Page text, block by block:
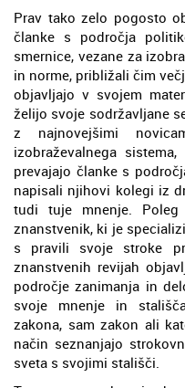
Prav tako zelo pogosto
članke s področja
smernice, vezane za
in norme, približali čim
objavljajo v svojem
želijo svoje sodržavljane
z najnovejšimi
izobraževalnega
prevajajo članke s
napisali njihovi kolegi iz
tudi tuje mnenje. Poleg
znanstvenik, ki je
s pravili svoje stroke
znanstvenih revijah
področje zanimanja in
svoje mnenje in
zakona, sam zakon ali
način seznanjajo
sveta s svojimi stališči.